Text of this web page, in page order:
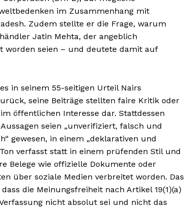
Helvilux.lu
About
Helvilux.lu
About
im Zusammenhang mit
Zudem stellte er die Frage, warum
Jatin Mehta, der angeblich
worden seien – und deutete damit auf
in seinem 55-seitigen Urteil Nairs
seine Beiträge stellten faire Kritik oder
öffentlichen Interesse dar. Stattdessen
seien „unverifiziert, falsch und
gewesen, in einem „deklarativen und
verfasst statt in einem prüfenden Stil und
Belege wie offizielle Dokumente oder
über soziale Medien verbreitet worden. Das
die Meinungsfreiheit nach Artikel 19(1)(a)
nicht absolut sei und nicht das